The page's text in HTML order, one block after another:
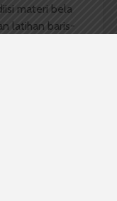
materi bela
latihan baris-